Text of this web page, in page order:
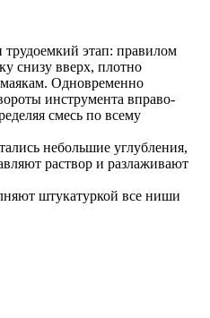
этап: правилом
снизу вверх, плотно
Одновременно
инструмента вправо-
смесь по всему
небольшие углубления,
раствор и разлаживают
штукатуркой все ниши